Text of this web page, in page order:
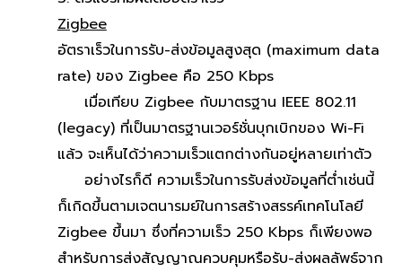
Zigbee
อัตราเร็วในการรับ-ส่งข้อมูลสูงสุด (maximum data
rate) ของ Zigbee คือ 250 Kbps
เมื่อเทียบ Zigbee กับมาตรฐาน IEEE 802.11
(legacy) ที่เป็นมาตรฐานเวอร์ชั่นบุกเบิกของ Wi-Fi
แล้ว จะเห็นได้ว่าความเร็วแตกต่างกันอยู่หลายเท่าตัว
อย่างไรก็ดี ความเร็วในการรับส่งข้อมูลที่ต่ำเช่นนี้
ก็เกิดขึ้นตามเจตนารมย์ในการสร้างสรรค์เทคโนโลยี
Zigbee ขึ้นมา ซึ่งที่ความเร็ว 250 Kbps ก็เพียงพอ
สำหรับการส่งสัญญาณควบคุมหรือรับ-ส่งผลลัพธ์จาก